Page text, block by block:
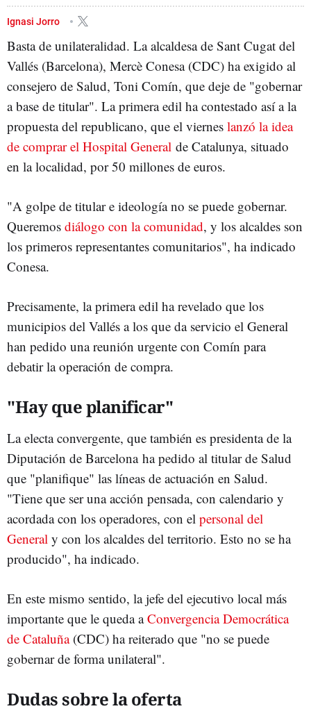
SANT CUGAT MERCÈ CONESA
Ignasi Jorro
Basta de unilateralidad. La alcaldesa de Sant Cugat del
Vallés (Barcelona), Mercè Conesa (CDC) ha exigido al
consejero de Salud, Toni Comín, que deje de "gobernar
a base de titular". La primera edil ha contestado así a la
propuesta del republicano, que el viernes lanzó la idea
de comprar el Hospital General de Catalunya, situado
en la localidad, por 50 millones de euros.
"A golpe de titular e ideología no se puede gobernar.
Queremos diálogo con la comunidad, y los alcaldes son
los primeros representantes comunitarios", ha indicado
Conesa.
Precisamente, la primera edil ha revelado que los
municipios del Vallés a los que da servicio el General
han pedido una reunión urgente con Comín para
debatir la operación de compra.
"Hay que planificar"
La electa convergente, que también es presidenta de la
Diputación de Barcelona ha pedido al titular de Salud
que "planifique" las líneas de actuación en Salud.
"Tiene que ser una acción pensada, con calendario y
acordada con los operadores, con el personal del
General y con los alcaldes del territorio. Esto no se ha
producido", ha indicado.
En este mismo sentido, la jefe del ejecutivo local más
importante que le queda aConvergencia Democrática
de Cataluña(CDC) ha reiterado que "no se puede
gobernar de forma unilateral".
Dudas sobre la oferta